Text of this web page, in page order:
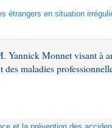
étrangers en situation
Yannick Monnet visant à
maladies